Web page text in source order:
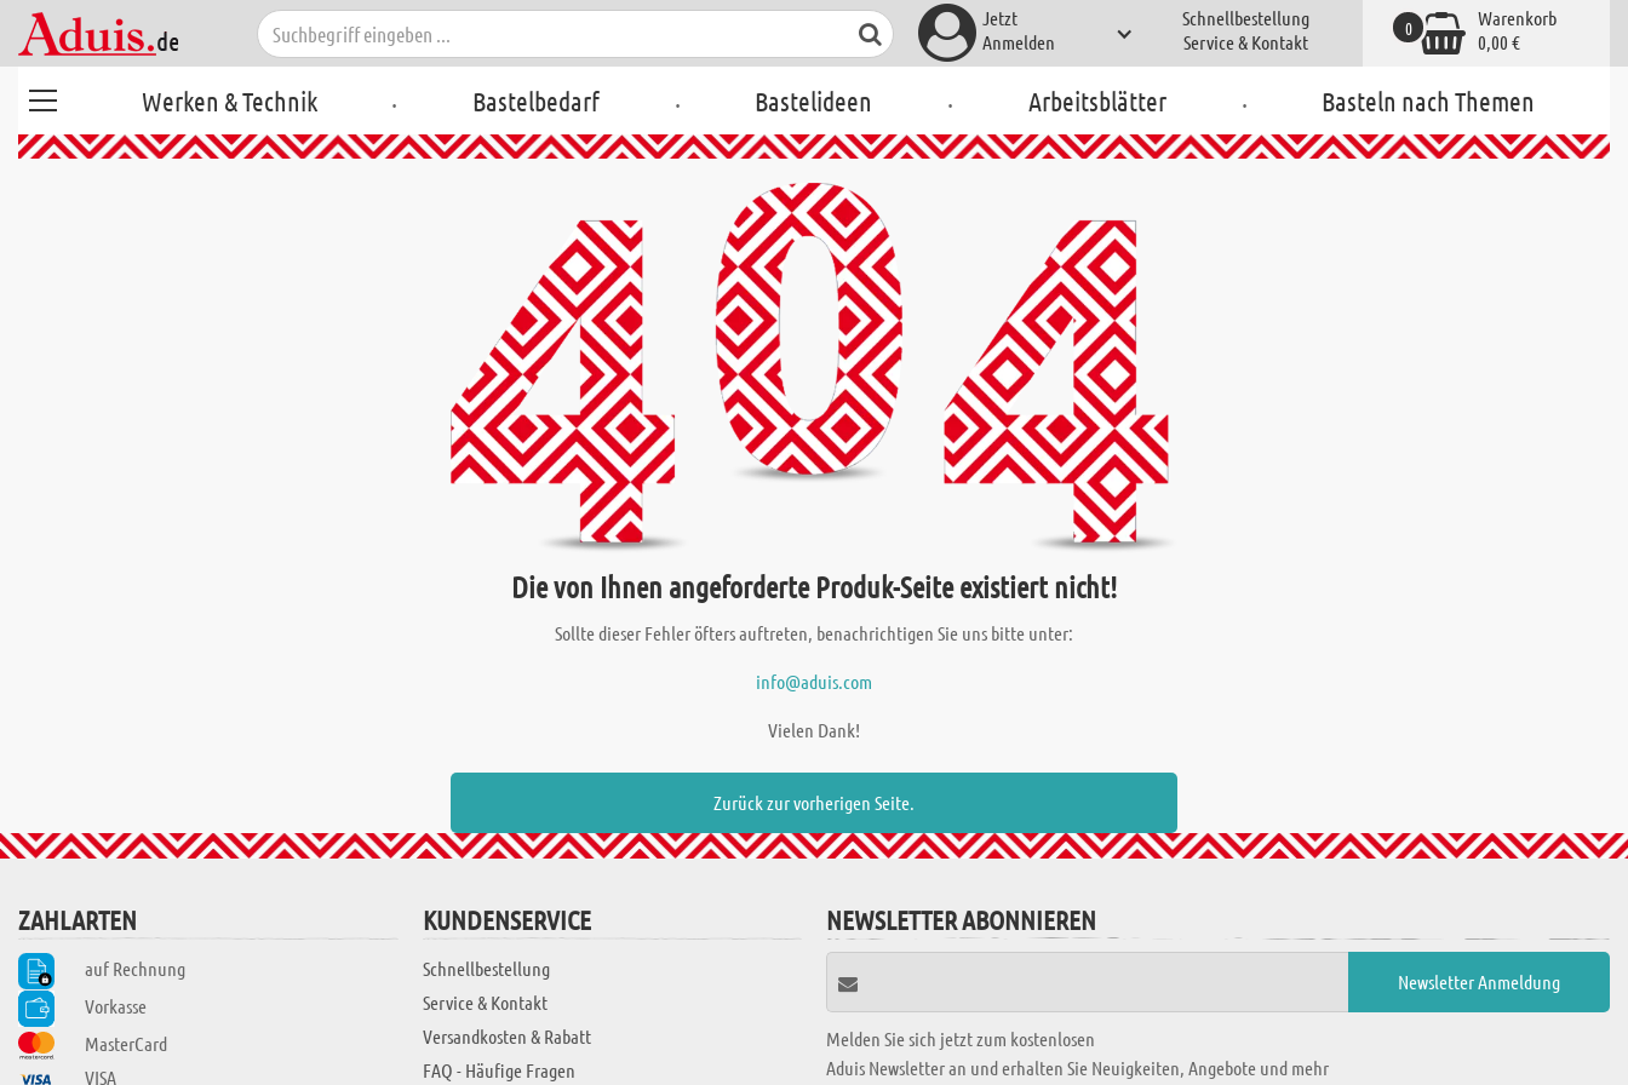
Jetzt
Anmelden
Schnellbestellung
Service & Kontakt
Warenkorb
0,00 €
0
Werken & Technik . Bastelbedarf . Bastelideen . Arbeitsblätter . Basteln nach Themen
Die von Ihnen angeforderte Produk-Seite existiert nicht!
Sollte dieser Fehler öfters auftreten, benachrichtigen Sie uns bitte unter:
info@aduis.com
Vielen Dank!
Zurück zur vorherigen Seite.
ZAHLARTEN
auf Rechnung
Vorkasse
MasterCard
VISA
KUNDENSERVICE
Schnellbestellung
Service & Kontakt
Versandkosten & Rabatt
FAQ - Häufige Fragen
NEWSLETTER ABONNIEREN
Melden Sie sich jetzt zum kostenlosen
Aduis Newsletter an und erhalten Sie Neuigkeiten, Angebote und mehr